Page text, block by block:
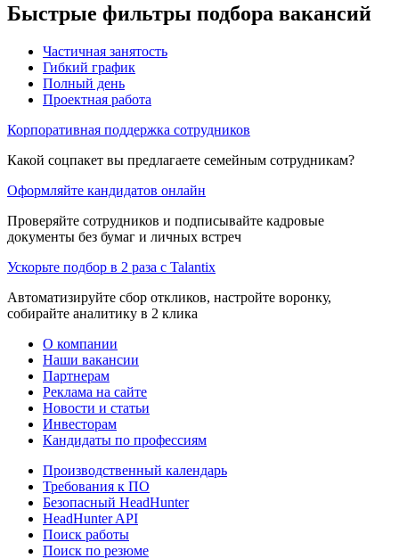
Быстрые фильтры подбора вакансий
Частичная занятость
Гибкий график
Полный день
Проектная работа
Корпоративная поддержка сотрудников
Какой соцпакет вы предлагаете семейным сотрудникам?
Оформляйте кандидатов онлайн
Проверяйте сотрудников и подписывайте кадровые
документы без бумаг и личных встреч
Ускорьте подбор в 2 раза с Talantix
Автоматизируйте сбор откликов, настройте воронку,
собирайте аналитику в 2 клика
О компании
Наши вакансии
Партнерам
Реклама на сайте
Новости и статьи
Инвесторам
Кандидаты по профессиям
Производственный календарь
Требования к ПО
Безопасный HeadHunter
HeadHunter API
Поиск работы
Поиск по резюме